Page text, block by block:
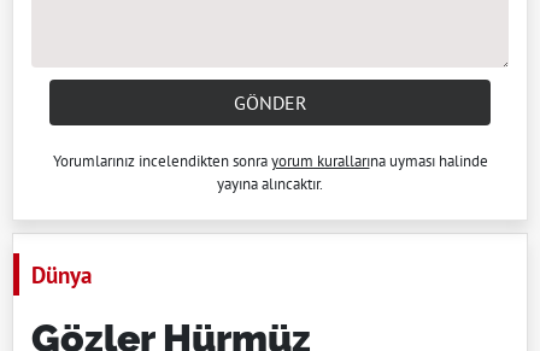
GÖNDER
Yorumlarınız incelendikten sonrayorum kurallarına uyması halinde
yayına alıncaktır.
Dünya
Gözler Hürmüz